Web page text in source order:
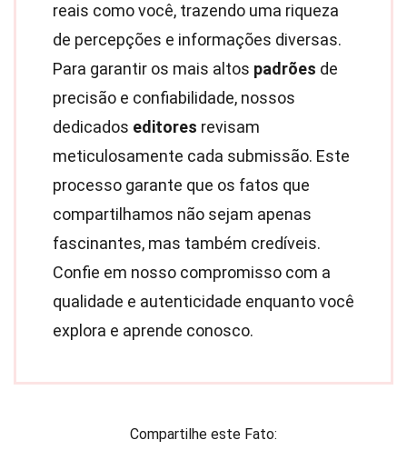
reais como você, trazendo uma riqueza
de percepções e informações diversas.
Para garantir os mais altos padrões de
precisão e confiabilidade, nossos
dedicados editores revisam
meticulosamente cada submissão. Este
processo garante que os fatos que
compartilhamos não sejam apenas
fascinantes, mas também credíveis.
Confie em nosso compromisso com a
qualidade e autenticidade enquanto você
explora e aprende conosco.
Compartilhe este Fato: